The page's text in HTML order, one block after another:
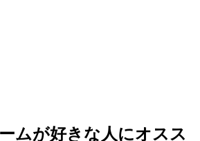
ムが好きな人にオスス